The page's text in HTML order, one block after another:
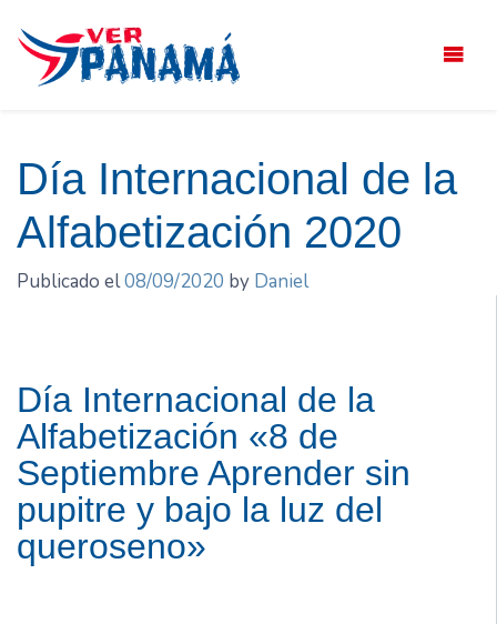
contenido
Día Internacional de la
Alfabetización 2020
Publicado el08/09/2020 by Daniel
Día Internacional de la
Alfabetización «8 de
Septiembre Aprender sin
pupitre y bajo la luz del
queroseno»